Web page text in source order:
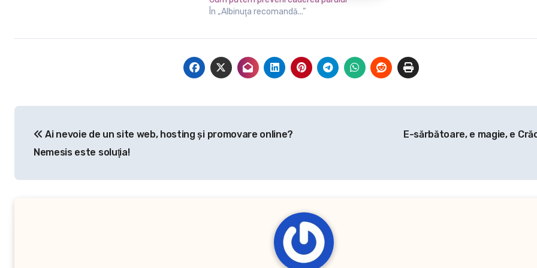
În „Albinuţa recomandă...”
Ai nevoie de un site web, hosting şi promovare online?
Nemesis este soluţia!
E-sărbătoare, e magie, e